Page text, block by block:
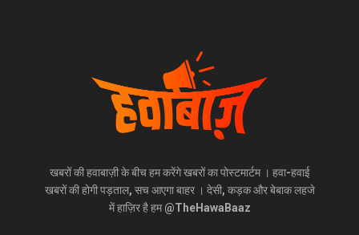
खबरों की हवाबाज़ी के बीच हम करेंगे खबरों का पोस्टमार्टम । हवा-हवाई
खबरों की होगी पड़ताल, सच आएगा बाहर । देसी, कड़क और बेबाक लहजे
में हाज़िर है हम @TheHawaBaaz